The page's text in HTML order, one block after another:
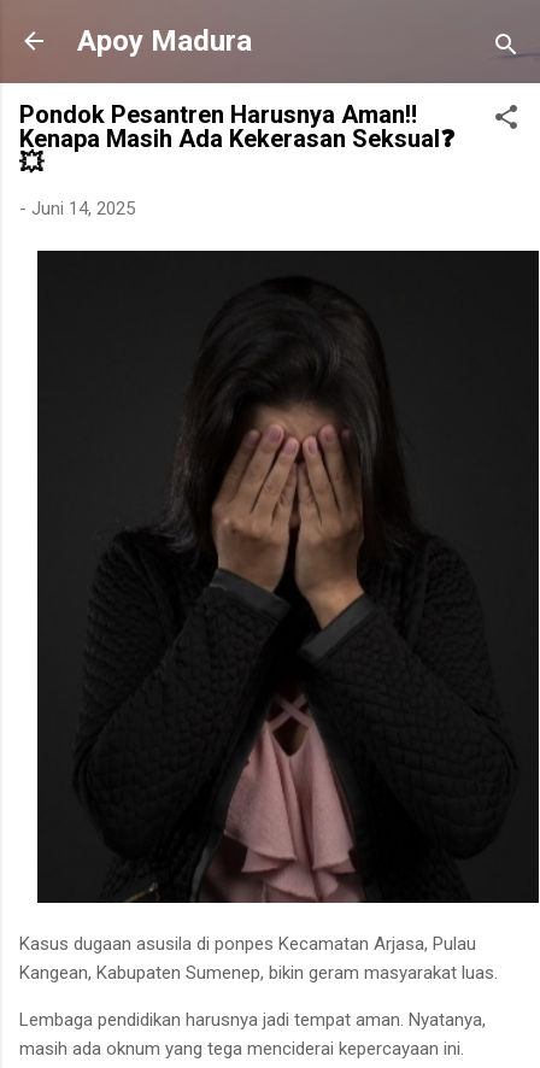
Langsung ke konten utama
Apoy Madura
Pondok Pesantren Harusnya Aman‼️
Kenapa Masih Ada Kekerasan Seksual❓
💥
- Juni 14, 2025
Kasus dugaan asusila di ponpes Kecamatan Arjasa, Pulau
Kangean, Kabupaten Sumenep, bikin geram masyarakat luas.
Lembaga pendidikan harusnya jadi tempat aman. Nyatanya,
masih ada oknum yang tega menciderai kepercayaan ini.